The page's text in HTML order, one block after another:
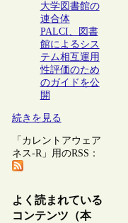
大学図書館の
連合体
PALCI、図書
館によるシス
テム相互運用
性評価のため
のガイドを公
開
続きを見る
「カレントアウェア
ネス-R」用のRSS：
よく読まれている
コンテンツ（本